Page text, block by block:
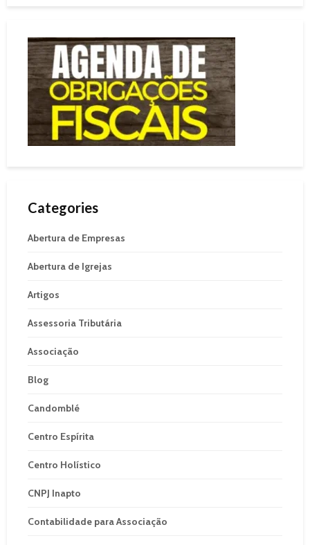
Categories
Abertura de Empresas
Abertura de Igrejas
Artigos
Assessoria Tributária
Associação
Blog
Candomblé
Centro Espírita
Centro Holístico
CNPJ Inapto
Contabilidade para Associação